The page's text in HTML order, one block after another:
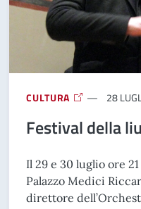
CULTURA 28
Festival della
Il 29 e 30 luglio ore
Palazzo Medici
direttore